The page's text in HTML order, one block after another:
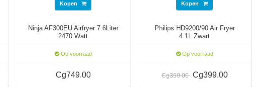
Kopen
Ninja AF300EU Airfryer 7.6Liter
2470 Watt
Op voorraad
Cg749.00
Kopen
Philips HD9200/90 Air Fryer
4.1L Zwart
Op voorraad
Cg399.00 Cg399.00